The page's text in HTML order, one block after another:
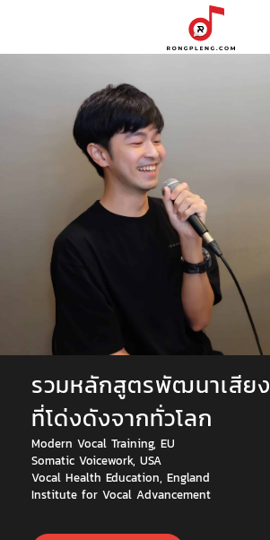
รวมหลักสูตรพัฒนาเสียง
ที่โด่งดังจากทั่วโลก
Modern Vocal Training, EU
Somatic Voicework, USA
Vocal Health Education, England
Institute for Vocal Advancement